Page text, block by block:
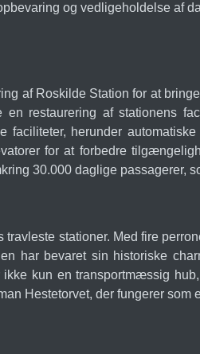
og vedligeholdelse af
af Roskilde Station for at
en restaurering af stationens
faciliteter, herunder
for at forbedre
30.000 daglige passagerer,
travleste stationer. Med fire
har bevaret sin historiske
kun en transportmæssig
Hestetorvet, der fungerer som